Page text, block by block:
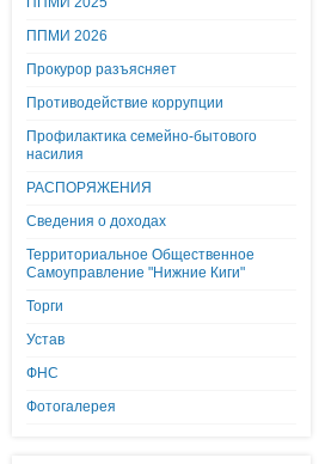
ППМИ 2026
Прокурор разъясняет
Противодействие коррупции
Профилактика семейно-бытового
насилия
РАСПОРЯЖЕНИЯ
Сведения о доходах
Территориальное Общественное
Самоуправление "Нижние Киги"
Торги
Устав
ФНС
Фотогалерея